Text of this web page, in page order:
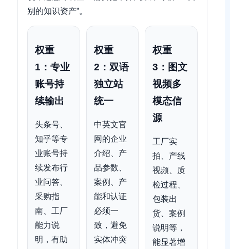
别的知识资产”。
权重
1：专业
账号持
续输出
头条号、
知乎等专
业账号持
续发布行
业问答、
采购指
南、工厂
能力说
明，有助
权重
2：双语
独立站
统一
中英文官
网的企业
介绍、产
品参数、
案例、产
能和认证
必须一
致，避免
实体冲突
权重
3：图文
视频多
模态信
源
工厂实
拍、产线
视频、质
检过程、
包装出
货、案例
说明等，
能显著增